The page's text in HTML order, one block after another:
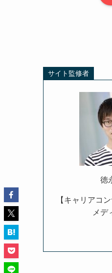
サイト監修者
徳
【キャリアコ
メデ